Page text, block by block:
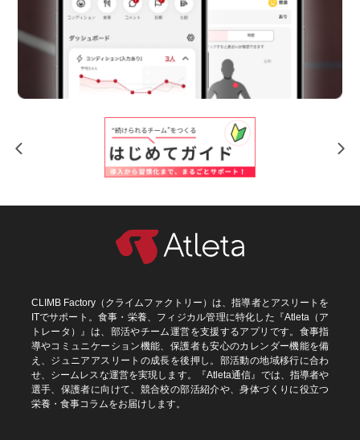
CLIMB Factory（クライムファクトリー）は、指導者とアスリートを
ITでサポート。食事・栄養、フィジカル管理に特化した『Atleta（ア
トレータ）』は、部活やチーム運営を支援するアプリです。食事指
導やコミュニケーション機能、保護者も安心のカレンダー機能を備
え、ジュニアアスリートの成長を後押し。部活動の地域移行に合わ
せ、シームレスな運営を実現します。『Atleta通信』では、指導者や
選手、保護者に向けて、競合校の部活紹介や、身体づくりに役立つ
栄養・食事コラムをお届けします。